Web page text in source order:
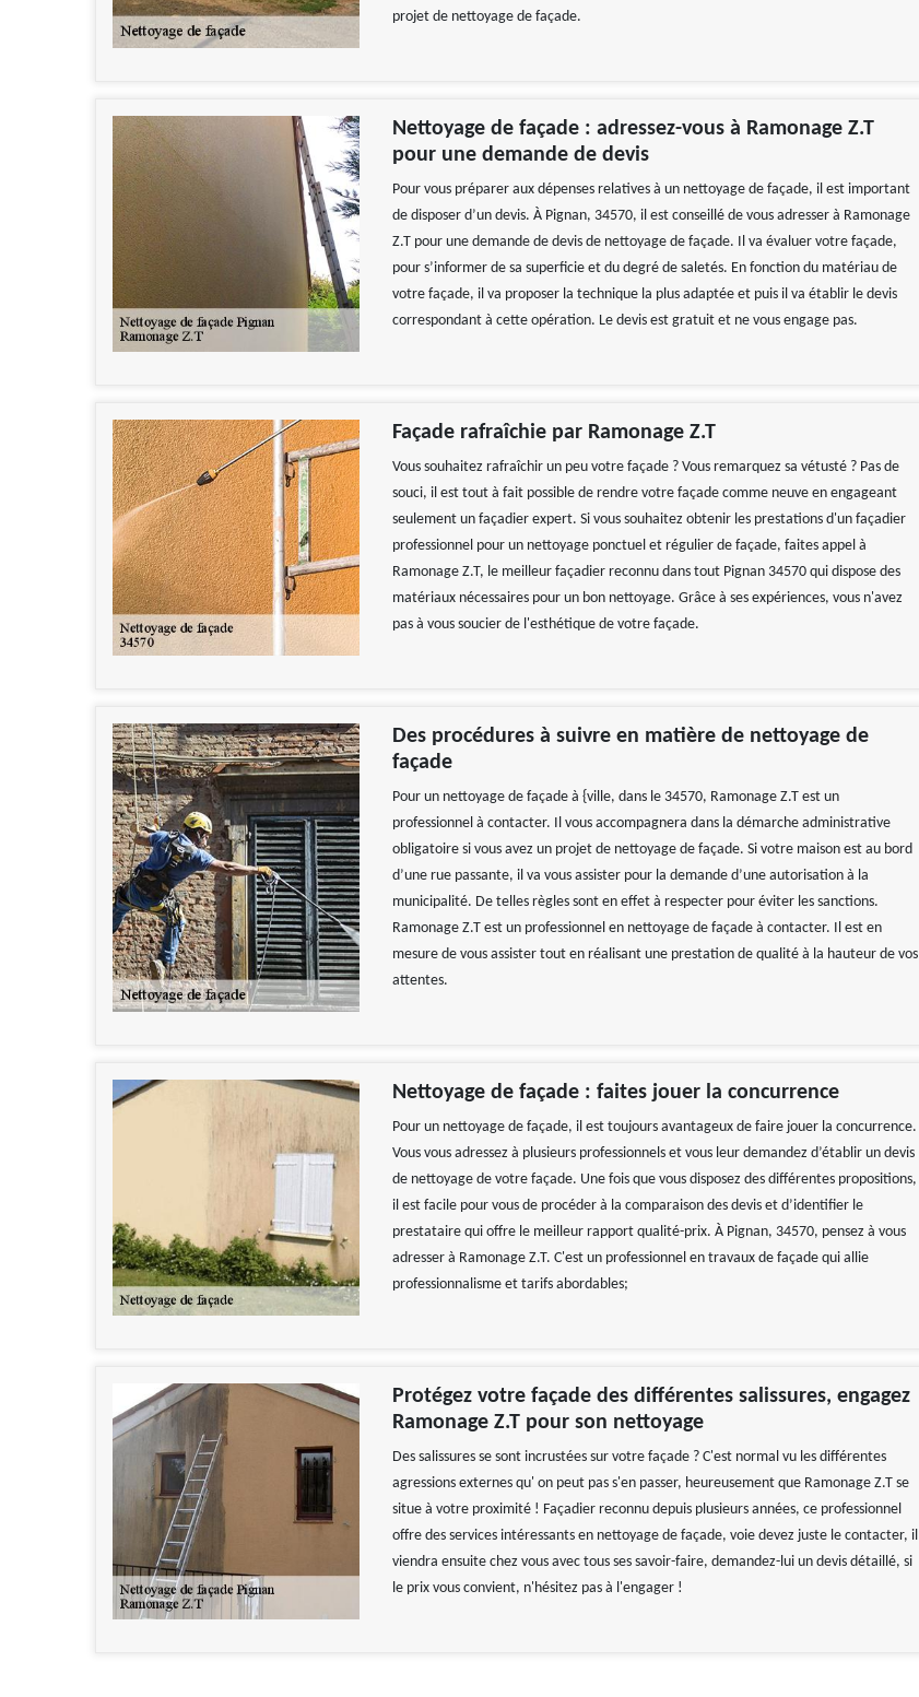
projet de nettoyage de façade.
Nettoyage de façade : adressez-vous à Ramonage Z.T
pour une demande de devis
Pour vous préparer aux dépenses relatives à un nettoyage de façade, il est important
de disposer d’un devis. À Pignan, 34570, il est conseillé de vous adresser à Ramonage
Z.T pour une demande de devis de nettoyage de façade. Il va évaluer votre façade,
pour s’informer de sa superficie et du degré de saletés. En fonction du matériau de
votre façade, il va proposer la technique la plus adaptée et puis il va établir le devis
correspondant à cette opération. Le devis est gratuit et ne vous engage pas.
Façade rafraîchie par Ramonage Z.T
Vous souhaitez rafraîchir un peu votre façade ? Vous remarquez sa vétusté ? Pas de
souci, il est tout à fait possible de rendre votre façade comme neuve en engageant
seulement un façadier expert. Si vous souhaitez obtenir les prestations d'un façadier
professionnel pour un nettoyage ponctuel et régulier de façade, faites appel à
Ramonage Z.T, le meilleur façadier reconnu dans tout Pignan 34570 qui dispose des
matériaux nécessaires pour un bon nettoyage. Grâce à ses expériences, vous n'avez
pas à vous soucier de l'esthétique de votre façade.
Des procédures à suivre en matière de nettoyage de
façade
Pour un nettoyage de façade à {ville, dans le 34570, Ramonage Z.T est un
professionnel à contacter. Il vous accompagnera dans la démarche administrative
obligatoire si vous avez un projet de nettoyage de façade. Si votre maison est au bord
d’une rue passante, il va vous assister pour la demande d’une autorisation à la
municipalité. De telles règles sont en effet à respecter pour éviter les sanctions.
Ramonage Z.T est un professionnel en nettoyage de façade à contacter. Il est en
mesure de vous assister tout en réalisant une prestation de qualité à la hauteur de vos
attentes.
Nettoyage de façade : faites jouer la concurrence
Pour un nettoyage de façade, il est toujours avantageux de faire jouer la concurrence.
Vous vous adressez à plusieurs professionnels et vous leur demandez d’établir un devis
de nettoyage de votre façade. Une fois que vous disposez des différentes propositions,
il est facile pour vous de procéder à la comparaison des devis et d’identifier le
prestataire qui offre le meilleur rapport qualité-prix. À Pignan, 34570, pensez à vous
adresser à Ramonage Z.T. C'est un professionnel en travaux de façade qui allie
professionnalisme et tarifs abordables;
Protégez votre façade des différentes salissures, engagez
Ramonage Z.T pour son nettoyage
Des salissures se sont incrustées sur votre façade ? C'est normal vu les différentes
agressions externes qu' on peut pas s'en passer, heureusement que Ramonage Z.T se
situe à votre proximité ! Façadier reconnu depuis plusieurs années, ce professionnel
offre des services intéressants en nettoyage de façade, voie devez juste le contacter, il
viendra ensuite chez vous avec tous ses savoir-faire, demandez-lui un devis détaillé, si
le prix vous convient, n'hésitez pas à l'engager !